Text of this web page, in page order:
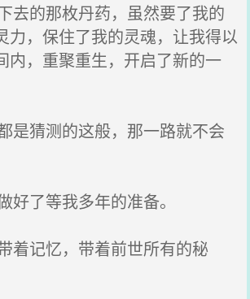
去的那枚丹药，虽然要了我的
力，保住了我的灵魂，让我得以
内，重聚重生，开启了新的一
是猜测的这般，那一路就不会
了等我多年的准备。
着记忆，带着前世所有的秘